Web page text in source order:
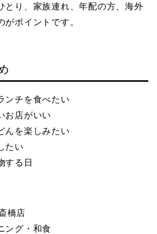
とり、家族連れ、年配の方、海外
ポイントです。
ンチを食べたい
お店がいい
んを楽しみたい
たい
する日
橋店
ング・和食